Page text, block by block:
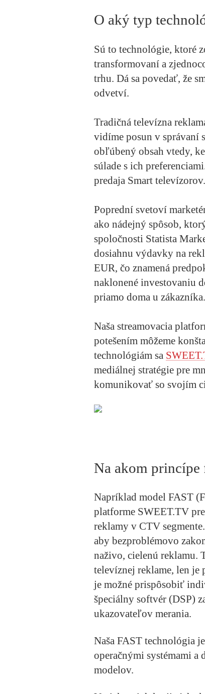
O aký typ
Sú to technológie, ktoré
transformovaní a
trhu. Dá sa povedať, že
odvetví.
Tradičná televízna
vidíme posun v správaní
obľúbený obsah vtedy,
súlade s ich
predaja Smart televízorov.
Poprední svetoví
ako nádejný spôsob,
spoločnosti Statista
dosiahnu výdavky na
EUR, čo znamená
naklonené investovaniu
priamo doma u zákazníka.
Naša streamovacia
potešením môžeme
technológiám sa
mediálnej stratégie pre
komunikovať so svojím
Na akom princípe
Napríklad model FAST
platforme SWEET.TV
reklamy v CTV
aby bezproblémovo
naživo, cielenú reklamu.
televíznej reklame, len je
je možné prispôsobiť
špeciálny softvér (DSP)
ukazovateľov merania.
Naša FAST technológia
operačnými systémami a
modelov.